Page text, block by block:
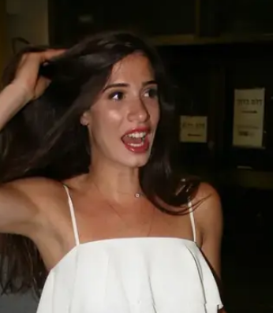
לטלנובלה החדשה 'פול מון',
בעיצומה. אז מה גרם לה לעזוב?
בשיא